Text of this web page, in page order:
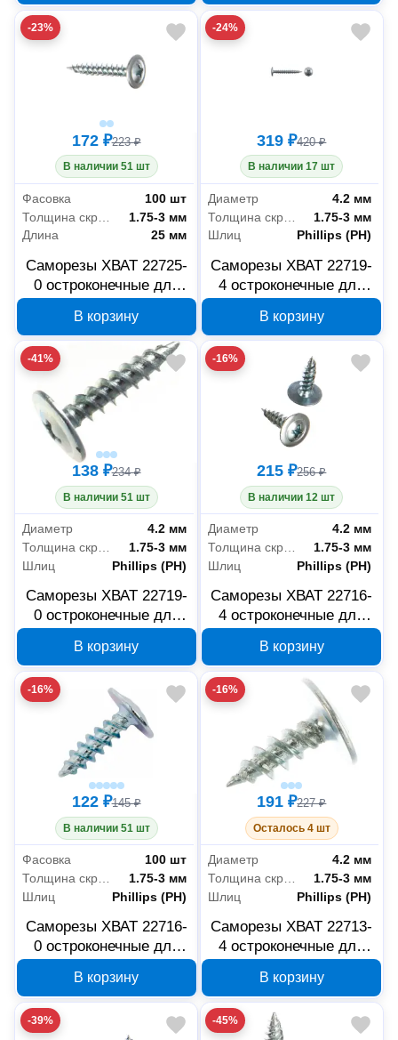
-23%
172 ₽223 ₽
В наличии 51 шт
Фасовка
100 шт
1.75-3 мм
Длина
25 мм
Саморезы ХВАТ 22725-
0 остроконечные для
25 мм, 100 шт
В корзину
-24%
319 ₽420 ₽
В наличии 17 шт
Диаметр
4.2 мм
Толщина скрепляемых материалов
1.75-3 мм
Шлиц
Phillips (PH)
Саморезы ХВАТ 22719-
4 остроконечные для
19 мм, 250 шт
В корзину
-41%
138 ₽234 ₽
В наличии 51 шт
Диаметр
4.2 мм
Толщина скрепляемых материалов
1.75-3 мм
Шлиц
Phillips (PH)
Саморезы ХВАТ 22719-
0 остроконечные для
19 мм, 100 шт
В корзину
-16%
215 ₽256 ₽
В наличии 12 шт
Диаметр
4.2 мм
Толщина скрепляемых материалов
1.75-3 мм
Шлиц
Phillips (PH)
Саморезы ХВАТ 22716-
4 остроконечные для
16 мм, 250 шт
В корзину
-16%
122 ₽145 ₽
В наличии 51 шт
Фасовка
100 шт
1.75-3 мм
Шлиц
Phillips (PH)
Саморезы ХВАТ 22716-
0 остроконечные для
16 мм, 100 шт
В корзину
-16%
191 ₽227 ₽
Осталось 4 шт
Диаметр
4.2 мм
Толщина скрепляемых материалов
1.75-3 мм
Шлиц
Phillips (PH)
Саморезы ХВАТ 22713-
4 остроконечные для
13 мм, 250 шт
В корзину
-39% -45%